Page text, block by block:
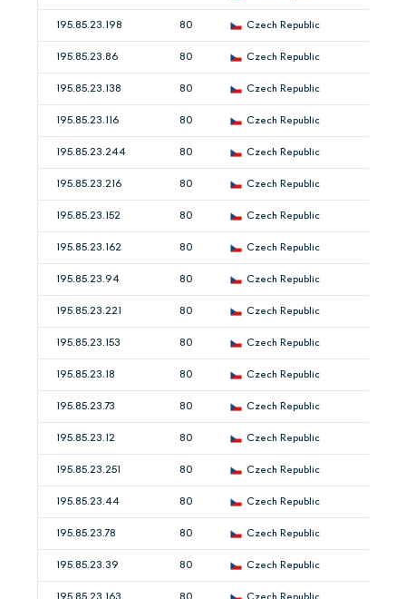
195.85.23.198 80 Czech Republic
195.85.23.86 80 Czech Republic
195.85.23.138 80 Czech Republic
195.85.23.116 80 Czech Republic
195.85.23.244 80 Czech Republic
195.85.23.216 80 Czech Republic
195.85.23.152 80 Czech Republic
195.85.23.162 80 Czech Republic
195.85.23.94 80 Czech Republic
195.85.23.221 80 Czech Republic
195.85.23.153 80 Czech Republic
195.85.23.18 80 Czech Republic
195.85.23.73 80 Czech Republic
195.85.23.12 80 Czech Republic
195.85.23.251 80 Czech Republic
195.85.23.44 80 Czech Republic
195.85.23.78 80 Czech Republic
195.85.23.39 80 Czech Republic
195.85.23.163 80 Czech Republic